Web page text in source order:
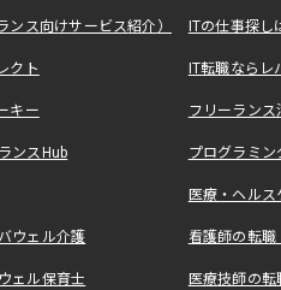
ンス向けサービス紹介） ITの仕事探
クト IT転職なら
キー フリーラン
ンスHub プログラミ
医療・ヘル
ウェル介護 看護師の転
ェル保育士 医療技師の